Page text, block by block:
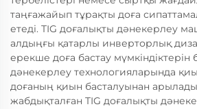
таңғажайып тұрақты доға
етеді. TIG доғалықты дәнекерлеу
алдыңғы қатарлы инверторлық
ерекше доға бастау мүмкіндіктерін
дәнекерлеу технологияларында
доғаның қиын басталуынан
жабдықталған TIG доғалықты